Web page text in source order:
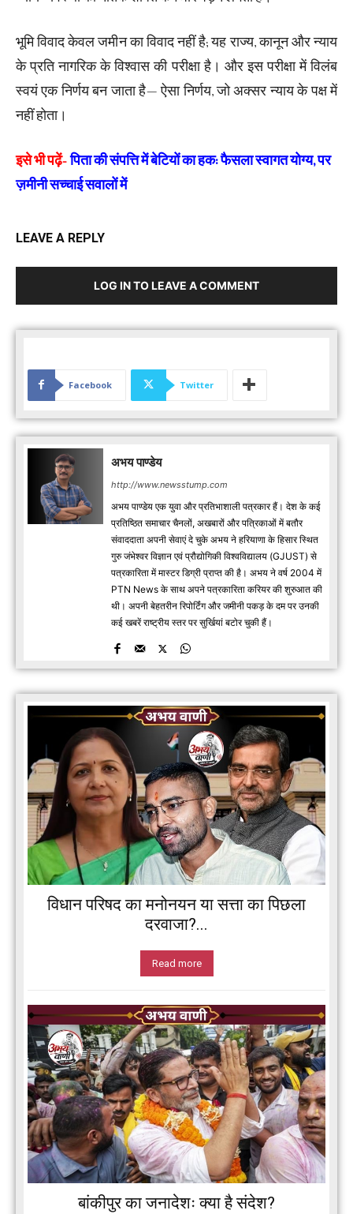
भूमि विवाद केवल जमीन का विवाद नहीं है; यह राज्य, कानून और न्याय
के प्रति नागरिक के विश्वास की परीक्षा है। और इस परीक्षा में विलंब
स्वयं एक निर्णय बन जाता है— ऐसा निर्णय, जो अक्सर न्याय के पक्ष में
नहीं होता।
इसे भी पढ़ें-पिता की संपत्ति में बेटियों का हक: फैसला स्वागत योग्य, पर
ज़मीनी सच्चाई सवालों में
LEAVE A REPLY
LOG IN TO LEAVE A COMMENT
Facebook Twitter
अभय पाण्डेय
http://www.newsstump.com
अभय पाण्डेय एक युवा और प्रतिभाशाली पत्रकार हैं। देश के कई
प्रतिष्ठित समाचार चैनलों, अखबारों और पत्रिकाओं में बतौर
संवाददाता अपनी सेवाएं दे चुके अभय ने हरियाणा के हिसार स्थित
गुरु जंभेश्वर विज्ञान एवं प्रौद्योगिकी विश्वविद्यालय (GJUST) से
पत्रकारिता में मास्टर डिग्री प्राप्त की है। अभय ने वर्ष 2004 में
PTN News के साथ अपने पत्रकारिता करियर की शुरुआत की
थी। अपनी बेहतरीन रिपोर्टिंग और जमीनी पकड़ के दम पर उनकी
कई खबरें राष्ट्रीय स्तर पर सुर्खियां बटोर चुकी हैं।
विधान परिषद का मनोनयन या सत्ता का पिछला
दरवाजा?...
Read more
बांकीपुर का जनादेशः क्या है संदेश?